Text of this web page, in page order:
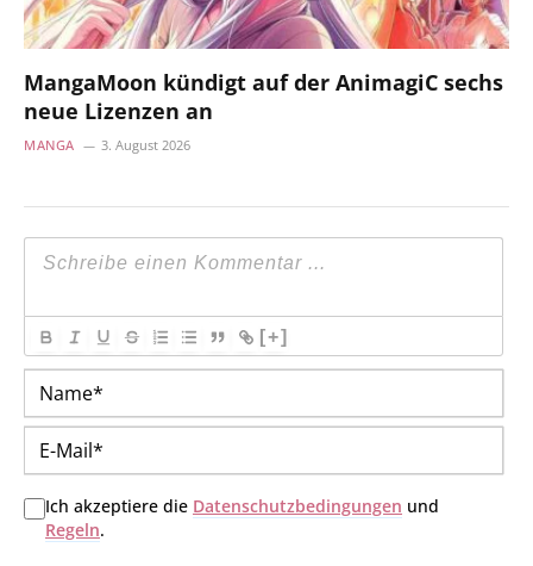
MangaMoon kündigt auf der AnimagiC sechs
neue Lizenzen an
MANGA 3. August 2026
[+]
Ich akzeptiere die Datenschutzbedingungen und
Regeln.